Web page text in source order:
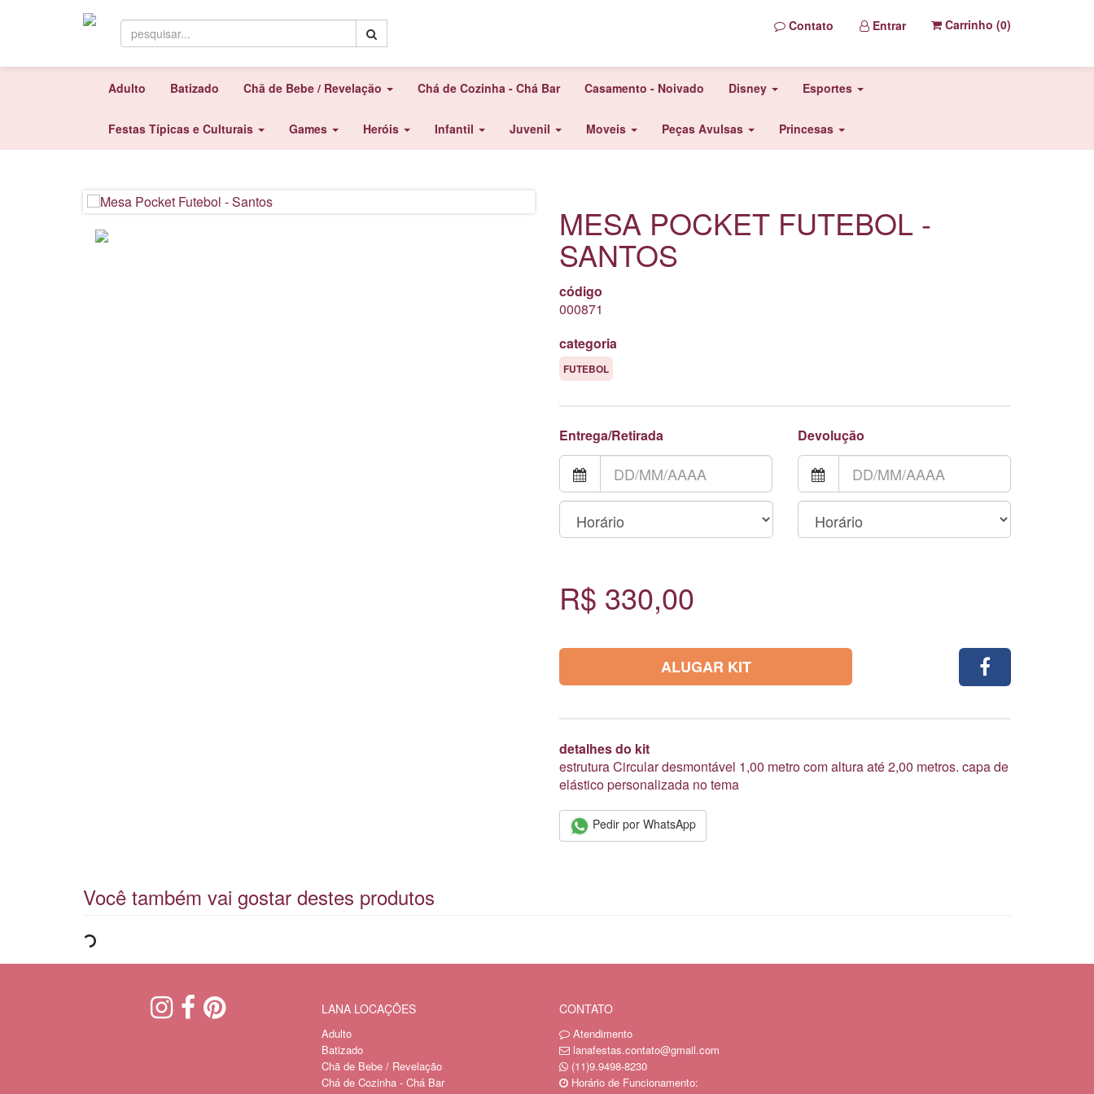
Contato Entrar Carrinho (0)
Adulto Batizado Chã de Bebe / Revelação Chá de Cozinha - Chá Bar Casamento - Noivado Disney Esportes
Festas Típicas e Culturais Games Heróis Infantil Juvenil Moveis Peças Avulsas Princesas
MESA POCKET FUTEBOL -
SANTOS
código
000871
categoria
FUTEBOL
Entrega/Retirada Devolução
R$ 330,00
ALUGAR KIT
detalhes do kit
estrutura Circular desmontável 1,00 metro com altura até 2,00 metros. capa de
elástico personalizada no tema
Pedir por WhatsApp
Você também vai gostar destes produtos
LANA LOCAÇÕES
Adulto
Batizado
Chã de Bebe / Revelação
Chá de Cozinha - Chá Bar
CONTATO
Atendimento
lanafestas.contato@gmail.com
(11)9.9498-8230
Horário de Funcionamento: